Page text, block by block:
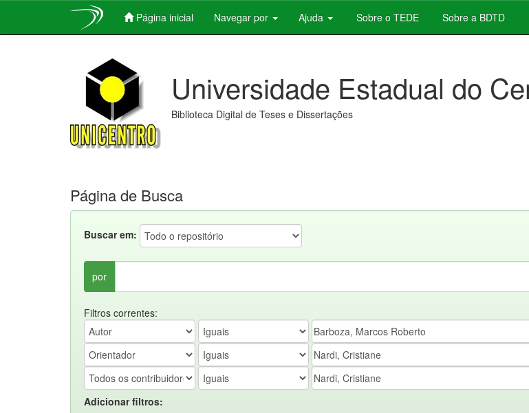
Página inicial Navegar por Ajuda Sobre o TEDE Sobre a BDTD
Universidade Estadual do
Biblioteca Digital de Teses e Dissertações
Página de Busca
Buscar em:
por
Filtros correntes:
Adicionar filtros: